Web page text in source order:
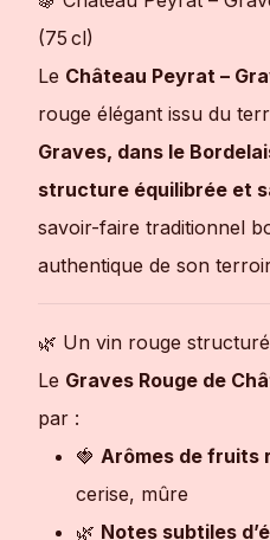
(75 cl)
Le Château Peyrat –
rouge élégant issu du
Graves, dans le
structure équilibrée et
savoir-faire traditionnel
authentique de son
🌿 Un vin rouge
Le Graves Rouge de
par :
🍓 Arômes de fruits
cerise, mûre
🌿 Notes subtiles